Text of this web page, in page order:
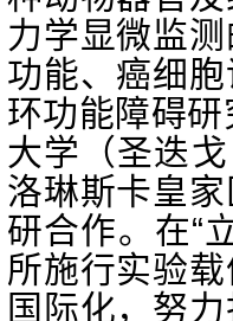
力学显微监
功能、癌细
环功能障碍
大学（圣迭
洛琳斯卡皇
研合作。在“
所施行实验
国际化，努